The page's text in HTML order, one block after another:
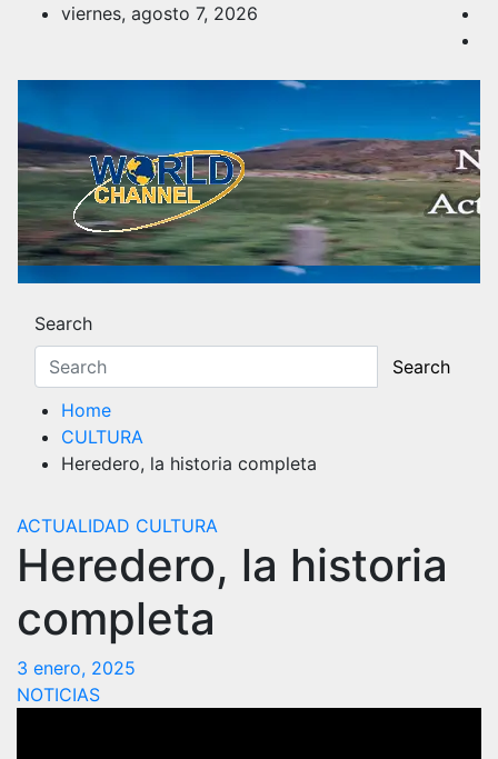
viernes, agosto 7, 2026
Noticias y Actualidad
Search
Search
Home
CULTURA
Heredero, la historia completa
ACTUALIDAD CULTURA
Heredero, la historia
completa
3 enero, 2025
NOTICIAS